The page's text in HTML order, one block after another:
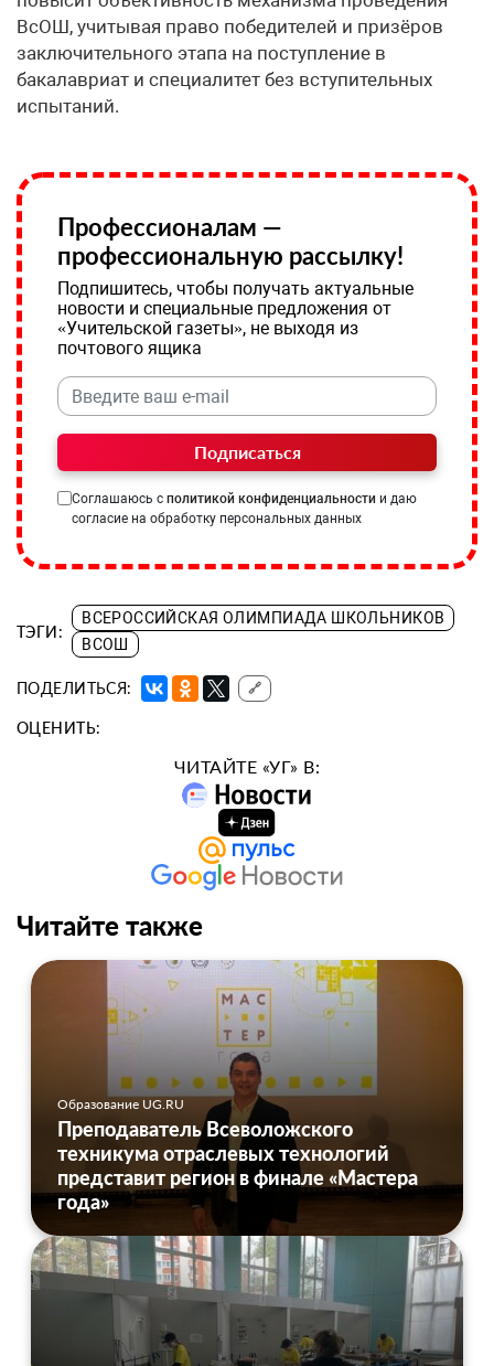
ВсОШ, учитывая право победителей и призёров
заключительного этапа на поступление в
бакалавриат и специалитет без вступительных
испытаний.
Профессионалам —
профессиональную рассылку!
Подпишитесь, чтобы получать актуальные
новости и специальные предложения от
«Учительской газеты», не выходя из
почтового ящика
Подписаться
Соглашаюсь с политикой конфиденциальности и даю
согласие на обработку персональных данных
ТЭГИ:
ВСЕРОССИЙСКАЯ ОЛИМПИАДА ШКОЛЬНИКОВ
ВСОШ
ПОДЕЛИТЬСЯ: 🔗
ОЦЕНИТЬ:
ЧИТАЙТЕ «УГ» В:
Читайте также
Образование UG.RU
Преподаватель Всеволожского
техникума отраслевых технологий
представит регион в финале «Мастера
года»